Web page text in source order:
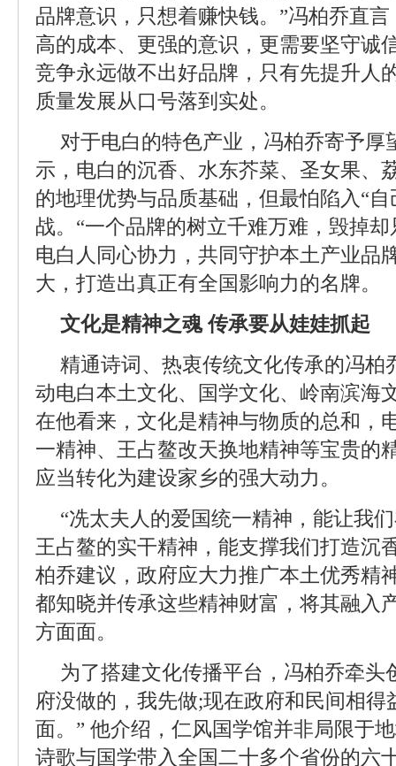
品牌意识，只想着赚快钱。”冯柏乔直
高的成本、更强的意识，更需要坚守诚
竞争永远做不出好品牌，只有先提升人
质量发展从口号落到实处。
对于电白的特色产业，冯柏乔寄予厚
示，电白的沉香、水东芥菜、圣女果、
的地理优势与品质基础，但最怕陷入“
战。“一个品牌的树立千难万难，毁掉
电白人同心协力，共同守护本土产业品
大，打造出真正有全国影响力的名牌。
文化是精神之魂 传承要从娃娃抓起
精通诗词、热衷传统文化传承的冯柏
动电白本土文化、国学文化、岭南滨海
在他看来，文化是精神与物质的总和，
一精神、王占鳌改天换地精神等宝贵的
应当转化为建设家乡的强大动力。
“冼太夫人的爱国统一精神，能让我
王占鳌的实干精神，能支撑我们打造沉
柏乔建议，政府应大力推广本土优秀精
都知晓并传承这些精神财富，将其融入
方面面。
为了搭建文化传播平台，冯柏乔牵头
府没做的，我先做;现在政府和民间相得
面。” 他介绍，仁风国学馆并非局限于
诗歌与国学带入全国二十多个省份的六